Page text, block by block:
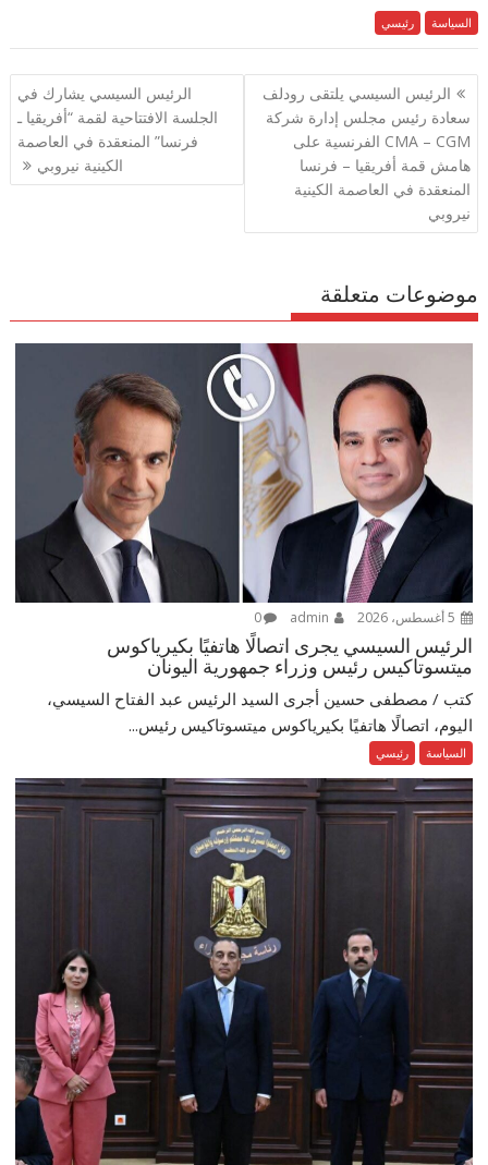
e
b
o
o
k
itt
er
ai
l
at
s
A
p
p
e
gr
a
ar
e
السياسة رئيسي
تصفّح
المقالات
الرئيس السيسي يلتقى رودلف
سعادة رئيس مجلس إدارة شركة
CMA – CGM الفرنسية على
هامش قمة أفريقيا – فرنسا
المنعقدة في العاصمة الكينية
نيروبي
الرئيس السيسي يشارك في
الجلسة الافتتاحية لقمة “أفريقيا ـ
فرنسا” المنعقدة في العاصمة
الكينية نيروبي
موضوعات متعلقة
0
الرئيس السيسي يجرى اتصالًا هاتفيًا بكيرياكوس
ميتسوتاكيس رئيس وزراء جمهورية اليونان
كتب / مصطفى حسين أجرى السيد الرئيس عبد الفتاح السيسي،
اليوم، اتصالًا هاتفيًا بكيرياكوس ميتسوتاكيس رئيس...
السياسة رئيسي